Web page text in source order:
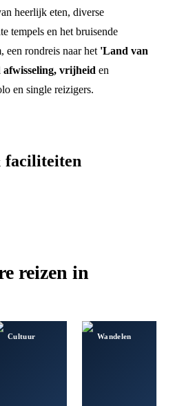
heerlijk eten, diverse
tempels en het bruisende
een rondreis naar het 'Land van
afwisseling, vrijheid en
en single reizigers.
faciliteiten
reizen in
Cultuur Wandelen